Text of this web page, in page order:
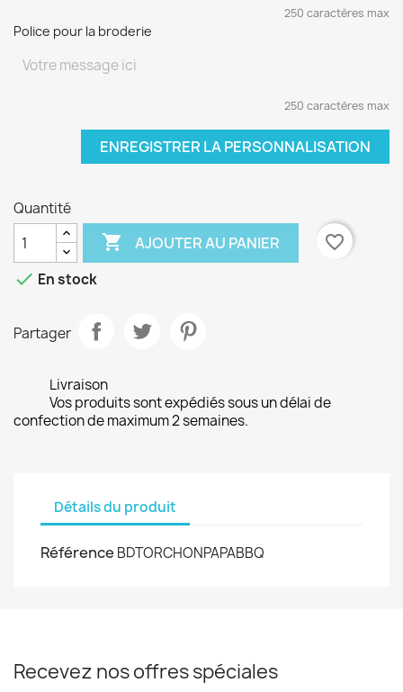
250 caractères max
Police pour la broderie
250 caractères max
ENREGISTRER LA PERSONNALISATION
Quantité
 AJOUTER AU PANIER
favorite_border
 En stock
Partager
Livraison
Vos produits sont expédiés sous un délai de
confection de maximum 2 semaines.
Détails du produit
Référence BDTORCHONPAPABBQ
Recevez nos offres spéciales